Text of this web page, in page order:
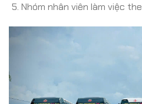
Nhóm nhân viên làm việc